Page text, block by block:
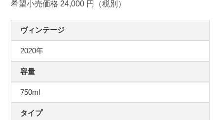
希望小売価格 24,000 円（税別）
ヴィンテージ
2020年
容量
750ml
タイプ